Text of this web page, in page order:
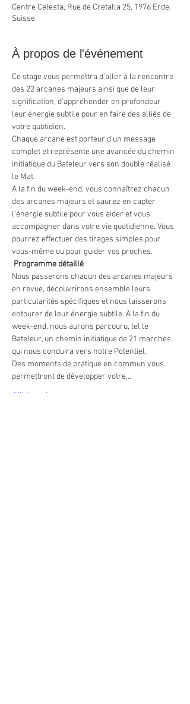
Centre Celesta, Rue de Cretalla 25, 1976 Erde,
Suisse
À propos de l'événement
Ce stage vous permettra d’aller à la rencontre
des 22 arcanes majeurs ainsi que de leur
signification, d’appréhender en profondeur
leur énergie subtile pour en faire des alliés de
votre quotidien.
Chaque arcane est porteur d’un message
complet et représente une avancée du chemin
initiatique du Bateleur vers son double réalisé
le Mat.
A la fin du week-end, vous connaîtrez chacun
des arcanes majeurs et saurez en capter
l’énergie subtile pour vous aider et vous
accompagner dans votre vie quotidienne. Vous
pourrez effectuer des tirages simples pour
vous-même ou pour guider vos proches.
Programme détaillé
Nous passerons chacun des arcanes majeurs
en revue, découvrirons ensemble leurs
particularités spécifiques et nous laisserons
entourer de leur énergie subtile. À la fin du
week-end, nous aurons parcouru, tel le
Bateleur, un chemin initiatique de 21 marches
qui nous conduira vers notre Potentiel.
Des moments de pratique en commun vous
permettront de développer votre…
Afficher plus